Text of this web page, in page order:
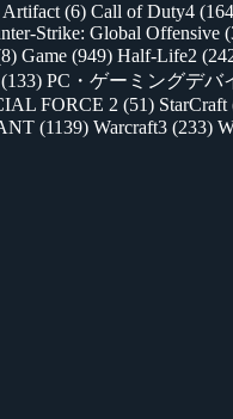
Artifact (6) Call of Duty4
Strike: Global Offensive
Game (949) Half-Life2
(133) PC・ゲーミングデバ
FORCE 2 (51) StarCraft
(1139) Warcraft3 (233)